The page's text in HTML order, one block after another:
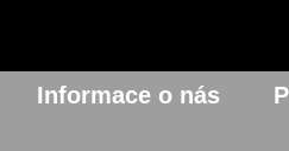
Informace o nás